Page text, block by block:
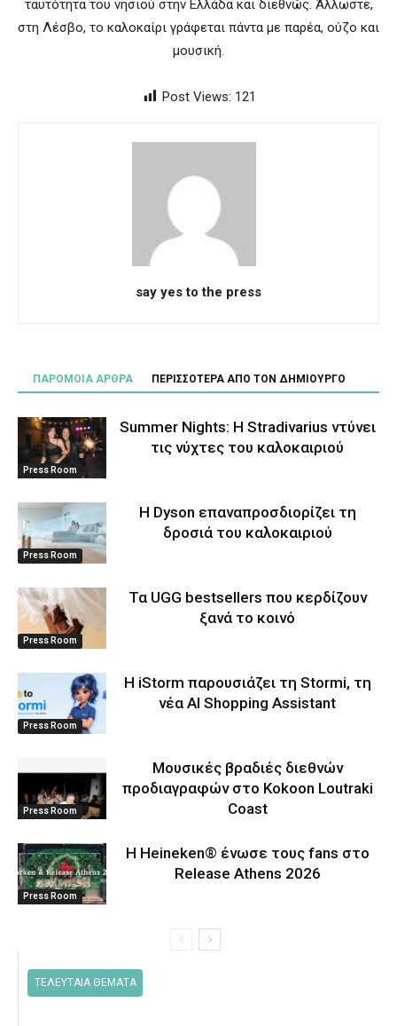
ταυτότητα του νησιού στην Ελλάδα και διεθνώς. Άλλωστε,
στη Λέσβο, το καλοκαίρι γράφεται πάντα με παρέα, ούζο και
μουσική.
Post Views: 121
say yes to the press
ΠΑΡΟΜΟΙΑ ΑΡΘΡΑ ΠΕΡΙΣΣΟΤΕΡΑ ΑΠΟ ΤΟΝ ΔΗΜΙΟΥΡΓΟ
Press Room
Summer Nights: Η Stradivarius ντύνει
τις νύχτες του καλοκαιριού
Press Room
Η Dyson επαναπροσδιορίζει τη
δροσιά του καλοκαιριού
Press Room
Τα UGG bestsellers που κερδίζουν
ξανά το κοινό
Press Room
Η iStorm παρουσιάζει τη Stormi, τη
νέα AI Shopping Assistant
Press Room
Μουσικές βραδιές διεθνών
προδιαγραφών στο Kokoon Loutraki
Coast
Press Room
Η Heineken® ένωσε τους fans στο
Release Athens 2026
ΤΕΛΕΥΤΑΙΑ ΘΕΜΑΤΑ